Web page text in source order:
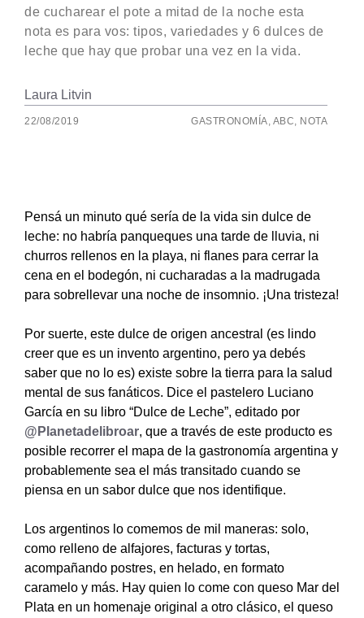
de cucharear el pote a mitad de la noche esta
nota es para vos: tipos, variedades y 6 dulces de
leche que hay que probar una vez en la vida.
Laura Litvin
22/08/2019 GASTRONOMÍA ABC NOTA
Pensá un minuto qué sería de la vida sin dulce de
leche: no habría panqueques una tarde de lluvia, ni
churros rellenos en la playa, ni flanes para cerrar la
cena en el bodegón, ni cucharadas a la madrugada
para sobrellevar una noche de insomnio. ¡Una tristeza!
Por suerte, este dulce de origen ancestral (es lindo
creer que es un invento argentino, pero ya debés
saber que no lo es) existe sobre la tierra para la salud
mental de sus fanáticos. Dice el pastelero Luciano
García en su libro “Dulce de Leche”, editado por
@Planetadelibroar, que a través de este producto es
posible recorrer el mapa de la gastronomía argentina y
probablemente sea el más transitado cuando se
piensa en un sabor dulce que nos identifique.
Los argentinos lo comemos de mil maneras: solo,
como relleno de alfajores, facturas y tortas,
acompañando postres, en helado, en formato
caramelo y más. Hay quien lo come con queso Mar del
Plata en un homenaje original a otro clásico, el queso